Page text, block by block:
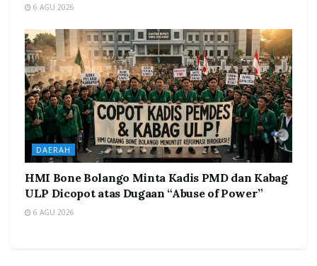
6 AGU 2026
DAERAH
HMI Bone Bolango Minta Kadis PMD dan Kabag
ULP Dicopot atas Dugaan “Abuse of Power”
6 AGU 2026